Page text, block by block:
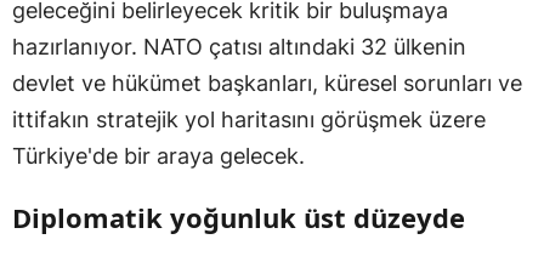
geleceğini belirleyecek kritik bir buluşmaya
hazırlanıyor. NATO çatısı altındaki 32 ülkenin
devlet ve hükümet başkanları, küresel sorunları ve
ittifakın stratejik yol haritasını görüşmek üzere
Türkiye'de bir araya gelecek.
Diplomatik yoğunluk üst düzeyde